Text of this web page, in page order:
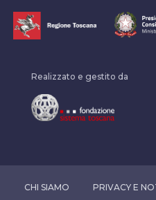
Realizzato e gestito da
CHI SIAMO PRIVACY E